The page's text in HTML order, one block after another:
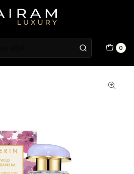
0
Guardia Vieja 202, Local 1
Fragancias Femeninas
Aerin Mujer Edp 100 ml